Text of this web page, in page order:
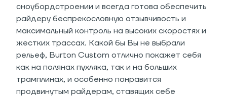
сноубордстроении и всегда готова обеспечить
райдеру беспрекословную отзывчивость и
максимальный контроль на высоких скоростях и
жестких трассах. Какой бы Вы не выбрали
рельеф, Burton Custom отлично покажет себя
как на полянах пухляка, так и на больших
трамплинах, и особенно понравится
продвинутым райдерам, ставящих себе